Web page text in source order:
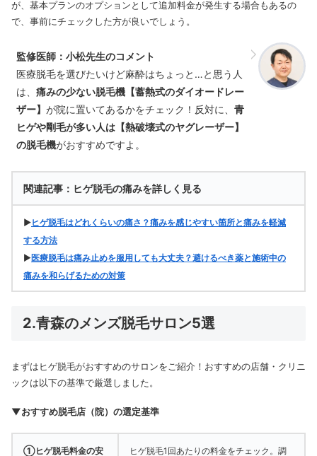
が、基本プランのオプションとして追加料金が発生する場合もあるの
で、事前にチェックした方が良いでしょう。
監修医師：小松先生のコメント
医療脱毛を選びたいけど麻酔はちょっと…と思う人
は、 痛みの少ない脱毛機【蓄熱式のダイオードレー
ザー】 が院に置いてあるかをチェック！反対に、 青
ヒゲや剛毛が多い人は【熱破壊式のヤグレーザー】
の脱毛機がおすすめですよ。
関連記事：ヒゲ脱毛の痛みを詳しく見る
▶ヒゲ脱毛はどれくらいの痛さ？痛みを感じやすい箇所と痛みを軽減
する方法
▶医療脱毛は痛み止めを服用しても大丈夫？避けるべき薬と施術中の
痛みを和らげるための対策
2.青森のメンズ脱毛サロン5選
まずはヒゲ脱毛がおすすめのサロンをご紹介！おすすめの店舗・クリニ
ックは以下の基準で厳選しました。
▼おすすめ脱毛店（院）の選定基準
①ヒゲ脱毛料金の安
ヒゲ脱毛1回あたりの料金をチェック。調